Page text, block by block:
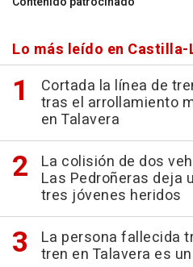
Lo más leído en Castilla-
Cortada la línea de
tras el arrollamiento
en Talavera
La colisión de dos
Las Pedroñeras deja
tres jóvenes heridos
La persona fallecida
tren en Talavera es